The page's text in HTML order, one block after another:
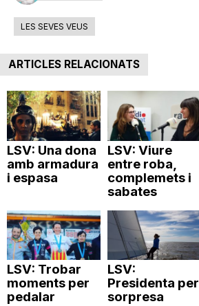
t
d
e
T
a
r
LES SEVES VEUS
ARTICLES RELACIONATS
LSV: Una dona
amb armadura
i espasa
LSV: Viure
entre roba,
complemets i
sabates
LSV: Trobar
moments per
pedalar
LSV:
Presidenta per
sorpresa